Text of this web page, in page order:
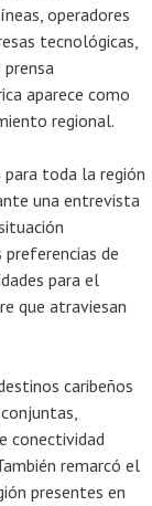
operadores
tecnológicas,
aparece como
regional.
para toda la región
una entrevista
de
para el
que atraviesan
caribeños
conectividad
remarcó el
presentes en